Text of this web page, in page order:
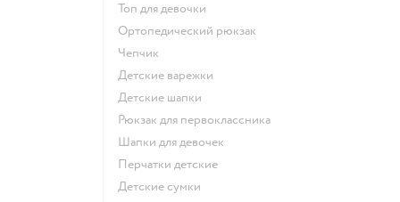
Топ для девочки
Ортопедический рюкзак
Чепчик
Детские варежки
Детские шапки
Рюкзак для первоклассника
Шапки для девочек
Перчатки детские
Детские сумки